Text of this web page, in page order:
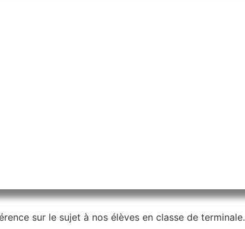
sur le sujet à nos élèves en classe de terminale.